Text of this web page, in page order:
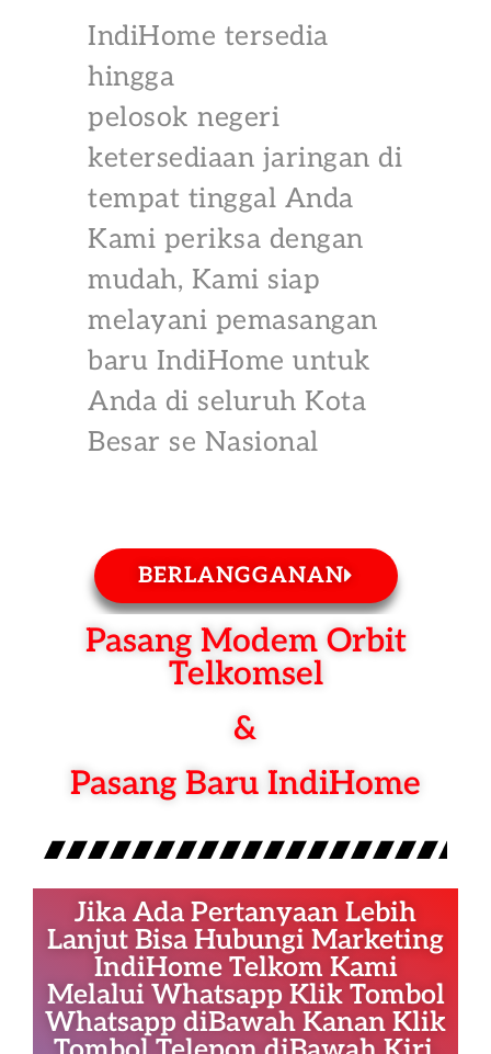
IndiHome tersedia
hingga
pelosok negeri
ketersediaan jaringan di
tempat tinggal Anda
Kami periksa dengan
mudah, Kami siap
melayani pemasangan
baru IndiHome untuk
Anda di seluruh Kota
Besar se Nasional
BERLANGGANAN
Pasang Modem Orbit
Telkomsel
&
Pasang Baru IndiHome
Jika Ada Pertanyaan Lebih
Lanjut Bisa Hubungi Marketing
IndiHome Telkom Kami
Melalui Whatsapp Klik Tombol
Whatsapp diBawah Kanan Klik